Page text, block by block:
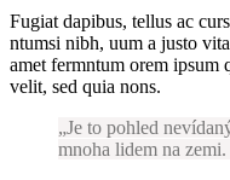
Fugiat dapibus, tellus ac
ntumsi nibh, uum a justo
amet fermntum orem ipsum
velit, sed quia nons.
Je to pohled
mnoha lidem na zemi.